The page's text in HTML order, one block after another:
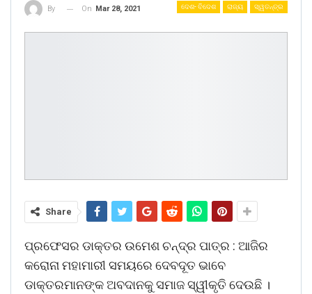
ଦେଶ- ବିଦେଶ ରାଜ୍ୟ ସ୍ୱତନ୍ତ୍ର
By On Mar 28, 2021
Share
ପ୍ରଫେସର ଡାକ୍ତର ଉମେଶ ଚନ୍ଦ୍ର ପାତ୍ର : ଆଜିର
କରୋନା ମହାମାରୀ ସମୟରେ ଦେବଦୂତ ଭାବେ
ଡାକ୍ତରମାନଙ୍କ ଅବଦାନକୁ ସମାଜ ସ୍ୱୀକୃତି ଦେଉଛି ।